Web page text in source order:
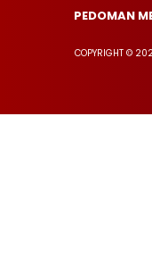
PEDOMAN
COPYRIGHT ©